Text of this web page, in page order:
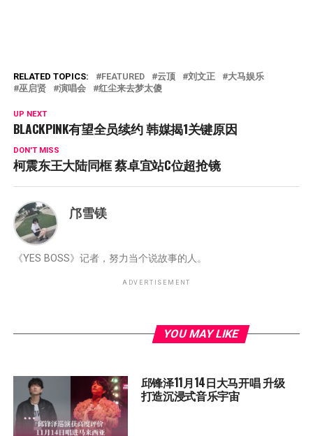
RELATED TOPICS: FEATURED 云顶 刘文正
大马娱乐
巫启贤
演唱会 红尘来去梦太傻
UP NEXT
BLACKPINK有望全员续约 韩媒揭1关键原因
DON'T MISS
柯震东王大陆同框 蔡卓宜站C位超抢镜
邝雪镁
《YES BOSS》记者，努力当个说故事的人。
ADVERTISEMENT
YOU MAY LIKE
邱锋泽11月14日大马开唱 升级
打造沉浸式音乐宇宙